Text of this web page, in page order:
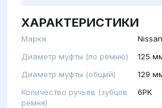
ХАРАКТЕРИСТИКИ
Марка
Диаметр муфты (по ремню)
125
Диаметр муфты (общий)
129
Количество ручьев (зубцов
ремня)
6PK